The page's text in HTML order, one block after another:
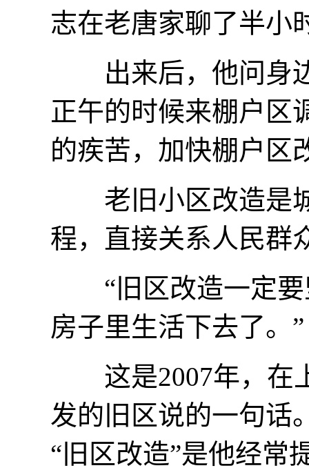
志在老唐家聊了半小
出来后，他问身边
正午的时候来棚户区
的疾苦，加快棚户区
老旧小区改造是城
程，直接关系人民群
“旧区改造一定要
房子里生活下去了。”
这是2007年，在上
发的旧区说的一句话
“旧区改造”是他经常